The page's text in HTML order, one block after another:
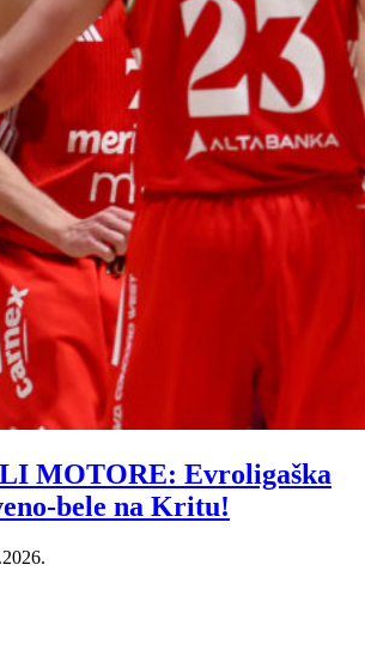
MOTORE: Evroligaška
bele na Kritu!